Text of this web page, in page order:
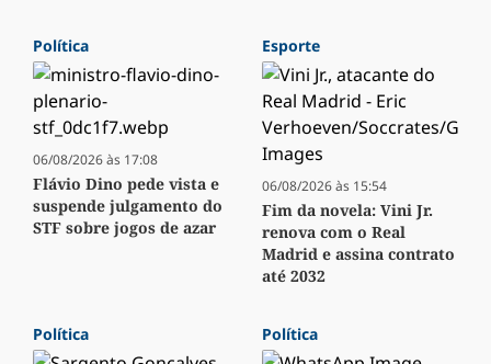
Política
06/08/2026 às 17:08
Flávio Dino pede vista e
suspende julgamento do
STF sobre jogos de azar
Esporte
06/08/2026 às 15:54
Fim da novela: Vini Jr.
renova com o Real
Madrid e assina contrato
até 2032
Política Política